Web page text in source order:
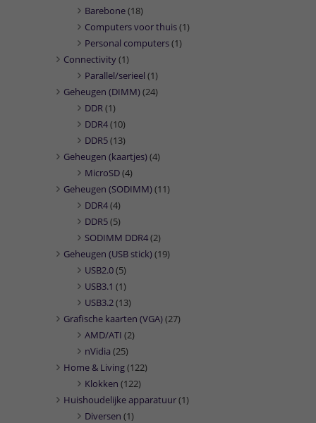
Barebone(18)
Computers voor thuis(1)
Personal computers(1)
Connectivity(1)
Parallel/serieel (1)
Geheugen (DIMM)(24)
DDR(1)
DDR4(10)
DDR5(13)
Geheugen (kaartjes)(4)
MicroSD(4)
Geheugen (SODIMM)(11)
DDR4(4)
DDR5(5)
SODIMM DDR4(2)
Geheugen (USB stick)(19)
USB2.0(5)
USB3.1 (1)
USB3.2(13)
Grafische kaarten (VGA)(27)
AMD/ATI (2)
nVidia (25)
Home & Living(122)
Klokken (122)
Huishoudelijke apparatuur(1)
Diversen (1)